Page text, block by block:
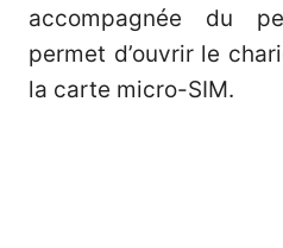
accompagnée du
permet d’ouvrir le
la carte micro-SIM.